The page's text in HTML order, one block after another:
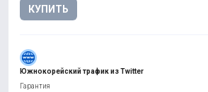
КУПИТЬ
Южнокорейский трафик из Twitter
Гарантия